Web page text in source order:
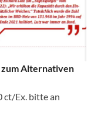
Alternativen
ct/Ex. bitte an